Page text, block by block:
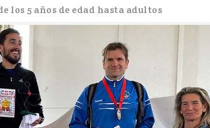
los 5 años de edad hasta adultos